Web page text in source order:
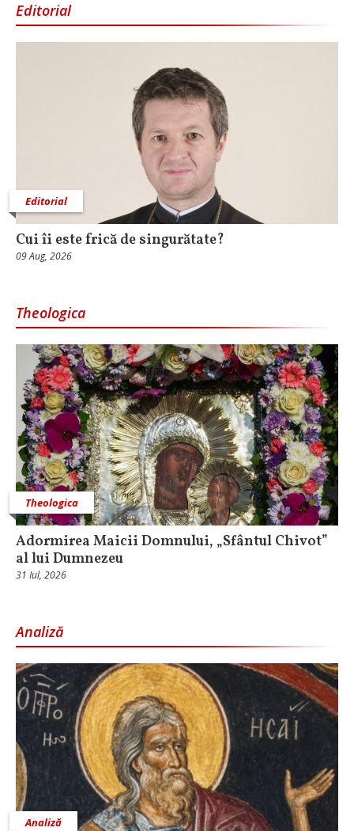
Editorial
Editorial
Cui îi este frică de singurătate?
09 Aug, 2026
Theologica
Theologica
Adormirea Maicii Domnului, „Sfântul Chivot”
al lui Dumnezeu
31 Iul, 2026
Analiză
Analiză